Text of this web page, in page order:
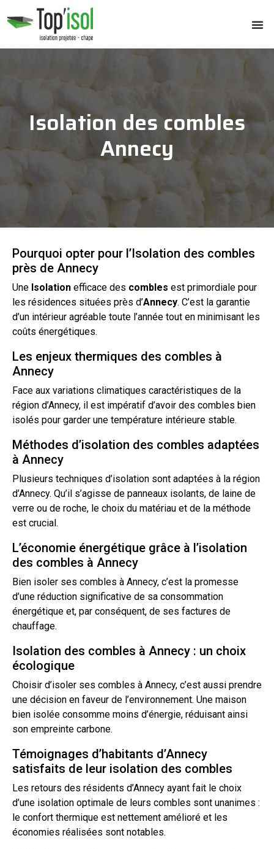
Isolation des combles
Annecy
Pourquoi opter pour l’Isolation des combles
près de Annecy
Une Isolation efficace des combles est primordiale pour
les résidences situées près d’Annecy. C’est la garantie
d’un intérieur agréable toute l’année tout en minimisant les
coûts énergétiques.
Les enjeux thermiques des combles à
Annecy
Face aux variations climatiques caractéristiques de la
région d’Annecy, il est impératif d’avoir des combles bien
isolés pour garder une température intérieure stable.
Méthodes d’isolation des combles adaptées
à Annecy
Plusieurs techniques d’isolation sont adaptées à la région
d’Annecy. Qu’il s’agisse de panneaux isolants, de laine de
verre ou de roche, le choix du matériau et de la méthode
est crucial.
L’économie énergétique grâce à l’isolation
des combles à Annecy
Bien isoler ses combles à Annecy, c’est la promesse
d’une réduction significative de sa consommation
énergétique et, par conséquent, de ses factures de
chauffage.
Isolation des combles à Annecy : un choix
écologique
Choisir d’isoler ses combles à Annecy, c’est aussi prendre
une décision en faveur de l’environnement. Une maison
bien isolée consomme moins d’énergie, réduisant ainsi
son empreinte carbone.
Témoignages d’habitants d’Annecy
satisfaits de leur isolation des combles
Les retours des résidents d’Annecy ayant fait le choix
d’une isolation optimale de leurs combles sont unanimes :
le confort thermique est nettement amélioré et les
économies réalisées sont notables.